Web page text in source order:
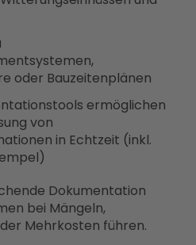
oder Bauzeitenplänen
ermöglichen
von
in Echtzeit (inkl.
Dokumentation
bei Mängeln,
Mehrkosten führen.